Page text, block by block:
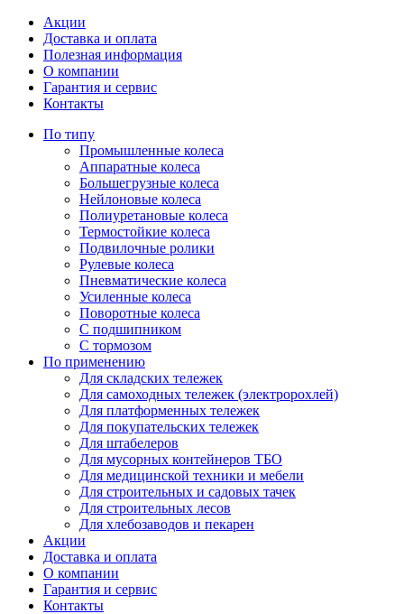
Акции
Доставка и оплата
Полезная информация
О компании
Гарантия и сервис
Контакты
По типу
Промышленные колеса
Аппаратные колеса
Большегрузные колеса
Нейлоновые колеса
Полиуретановые колеса
Термостойкие колеса
Подвилочные ролики
Рулевые колеса
Пневматические колеса
Усиленные колеса
Поворотные колеса
С подшипником
С тормозом
По применению
Для складских тележек
Для самоходных тележек (электророхлей)
Для платформенных тележек
Для покупательских тележек
Для штабелеров
Для мусорных контейнеров ТБО
Для медицинской техники и мебели
Для строительных и садовых тачек
Для строительных лесов
Для хлебозаводов и пекарен
Акции
Доставка и оплата
О компании
Гарантия и сервис
Контакты